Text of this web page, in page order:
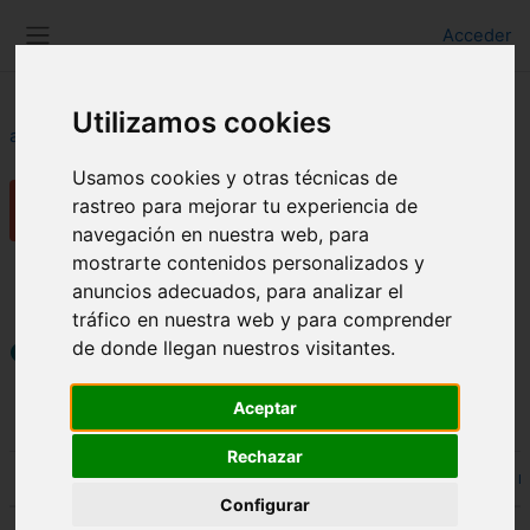
Utilizamos cookies
Usamos cookies y otras técnicas de
rastreo para mejorar tu experiencia de
navegación en nuestra web, para
mostrarte contenidos personalizados y
anuncios adecuados, para analizar el
tráfico en nuestra web y para comprender
de donde llegan nuestros visitantes.
Aceptar
Rechazar
Configurar
Acceder
aulaFAAM Novedades del sitio
Novedades del sitio
Requisitos de finalización
Novedades y anuncios
Buscar en los foros
Buscar en los foros
Debate Comenzado por Último